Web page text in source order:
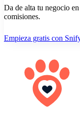
Da de alta tu negocio
comisiones.
Empieza gratis con